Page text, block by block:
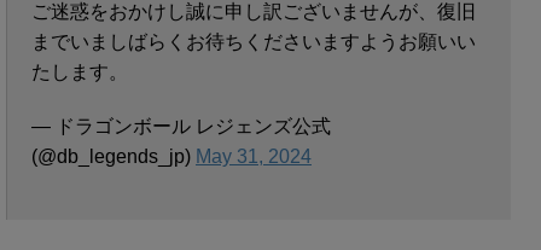
ご迷惑をおかけし誠に申し訳ございませんが、復旧
までいましばらくお待ちくださいますようお願いい
たします。
— ドラゴンボール レジェンズ公式
(@db_legends_jp) May 31, 2024